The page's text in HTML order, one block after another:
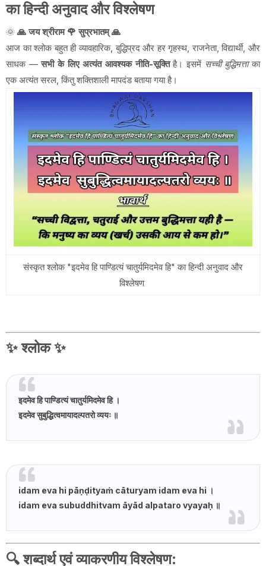
का हिन्दी अनुवाद और विश्लेषण
🌞 🙏 जय श्रीराम 🌹 सुप्रभातम् 🙏
आज का श्लोक बहुत ही व्यावहारिक, बुद्धिप्रद और हर गृहस्थ, राजनेता, विद्यार्थी, और
साधक —सभी के लिए अत्यंत आवश्यक नीति-सूक्तिहै। इसमें सच्ची बुद्धिमत्ताका
एक अत्यंत सरल, किंतु शक्तिशाली मापदंड बताया गया है।
संस्कृत श्लोक "इदमेव हि पाण्डित्यं चातुर्यमिदमेव हि" का हिन्दी अनुवाद और
विश्लेषण
✨श्लोक✨
इदमेव हि पाण्डित्यं चातुर्यमिदमेव हि ।
इदमेव सुबुद्धित्वमायादल्पतरो व्ययः ॥
idam eva hi pāṇḍityaṁ cāturyam idam eva hi ।
idam eva subuddhitvam āyād alpataro vyayaḥ ॥
🔍शब्दार्थ एवं व्याकरणीय विश्लेषण: